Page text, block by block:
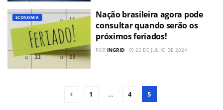
ECONOMIA
Nação brasileira agora pode
consultar quando serão os
próximos feriados!
POR INGRID 25 DE JULHO DE 2024
1 … 4 5